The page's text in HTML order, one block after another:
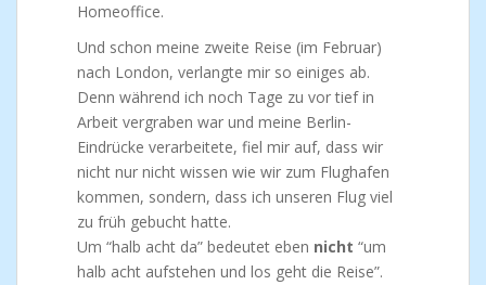
Homeoffice.
Und schon meine zweite Reise (im Februar)
nach London, verlangte mir so einiges ab.
Denn während ich noch Tage zu vor tief in
Arbeit vergraben war und meine Berlin-
Eindrücke verarbeitete, fiel mir auf, dass wir
nicht nur nicht wissen wie wir zum Flughafen
kommen, sondern, dass ich unseren Flug viel
zu früh gebucht hatte.
Um “halb acht da” bedeutet eben nicht “um
halb acht aufstehen und los geht die Reise”.